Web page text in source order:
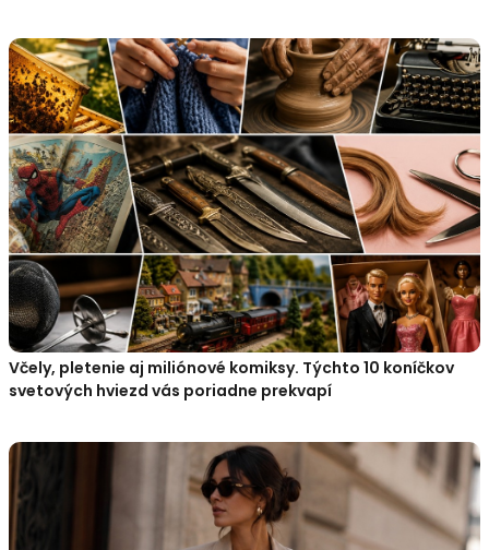
Včely, pletenie aj miliónové komiksy. Týchto 10 koníčkov
svetových hviezd vás poriadne prekvapí